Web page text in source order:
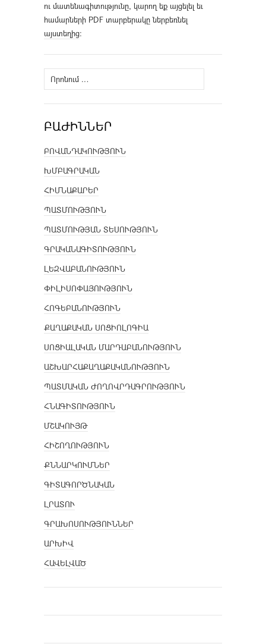
ու մատենագիտությունը, կարող եք այցելել եւ
համարների PDF տարբերակը ներբեռնել
այստեղից։
Որոնել՝
ԲԱԺԻՆՆԵՐ
ԲՈՎԱՆԴԱԿՈՒԹՅՈՒՆ
ԽՄԲԱԳՐԱԿԱՆ
ՀԻՄՆԱՔԱՐԵՐ
ՊԱՏՄՈՒԹՅՈՒՆ
ՊԱՏՄՈՒԹՅԱՆ ՏԵՍՈՒԹՅՈՒՆ
ԳՐԱԿԱՆԱԳԻՏՈՒԹՅՈՒՆ
ԼԵԶՎԱԲԱՆՈՒԹՅՈՒՆ
ՓԻԼԻՍՈՓԱՅՈՒԹՅՈՒՆ
ՀՈԳԵԲԱՆՈՒԹՅՈՒՆ
ՔԱՂԱՔԱԿԱՆ ՍՈՑԻՈԼՈԳԻԱ
ՍՈՑԻԱԼԱԿԱՆ ՄԱՐԴԱԲԱՆՈՒԹՅՈՒՆ
ԱՇԽԱՐՀԱՔԱՂԱՔԱԿԱՆՈՒԹՅՈՒՆ
ՊԱՏՄԱԿԱՆ ԺՈՂՈՎՐԴԱԳՐՈՒԹՅՈՒՆ
ՀՆԱԳԻՏՈՒԹՅՈՒՆ
ՄՇԱԿՈՒՅԹ
ՀԻՇՈՂՈՒԹՅՈՒՆ
ՔՆՆԱՐԿՈՒՄՆԵՐ
ԳԻՏԱԳՈՐԾՆԱԿԱՆ
ԼՐԱՏՈՒ
ԳՐԱԽՈՍՈՒԹՅՈՒՆՆԵՐ
ԱՐԽԻՎ
ՀԱՎԵԼՎԱԾ